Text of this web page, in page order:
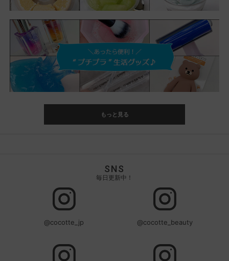
もっと見る
SNS
毎日更新中！
@cocotte_jp @cocotte_beauty